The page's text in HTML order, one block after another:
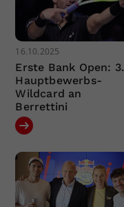
16.10.2025
Erste Bank Open: 3.
Hauptbewerbs-
Wildcard an
Berrettini